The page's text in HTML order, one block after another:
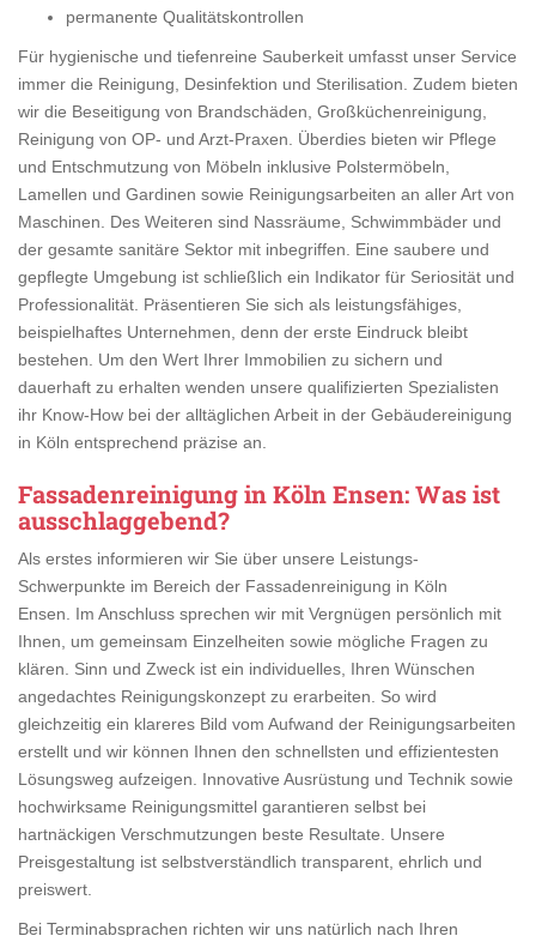
permanente Qualitätskontrollen
Für hygienische und tiefenreine Sauberkeit umfasst unser Service
immer die Reinigung, Desinfektion und Sterilisation. Zudem bieten
wir die Beseitigung von Brandschäden, Großküchenreinigung,
Reinigung von OP- und Arzt-Praxen. Überdies bieten wir Pflege
und Entschmutzung von Möbeln inklusive Polstermöbeln,
Lamellen und Gardinen sowie Reinigungsarbeiten an aller Art von
Maschinen. Des Weiteren sind Nassräume, Schwimmbäder und
der gesamte sanitäre Sektor mit inbegriffen. Eine saubere und
gepflegte Umgebung ist schließlich ein Indikator für Seriosität und
Professionalität. Präsentieren Sie sich als leistungsfähiges,
beispielhaftes Unternehmen, denn der erste Eindruck bleibt
bestehen. Um den Wert Ihrer Immobilien zu sichern und
dauerhaft zu erhalten wenden unsere qualifizierten Spezialisten
ihr Know-How bei der alltäglichen Arbeit in der Gebäudereinigung
in Köln entsprechend präzise an.
Fassadenreinigung in Köln Ensen: Was ist
ausschlaggebend?
Als erstes informieren wir Sie über unsere Leistungs-
Schwerpunkte im Bereich der Fassadenreinigung in Köln
Ensen. Im Anschluss sprechen wir mit Vergnügen persönlich mit
Ihnen, um gemeinsam Einzelheiten sowie mögliche Fragen zu
klären. Sinn und Zweck ist ein individuelles, Ihren Wünschen
angedachtes Reinigungskonzept zu erarbeiten. So wird
gleichzeitig ein klareres Bild vom Aufwand der Reinigungsarbeiten
erstellt und wir können Ihnen den schnellsten und effizientesten
Lösungsweg aufzeigen. Innovative Ausrüstung und Technik sowie
hochwirksame Reinigungsmittel garantieren selbst bei
hartnäckigen Verschmutzungen beste Resultate. Unsere
Preisgestaltung ist selbstverständlich transparent, ehrlich und
preiswert.
Bei Terminabsprachen richten wir uns natürlich nach Ihren